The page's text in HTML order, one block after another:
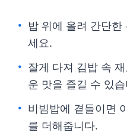
밥 위에 올려 간단한
세요.
잘게 다져 김밥 속
운 맛을 즐길 수 있
비빔밥에 곁들이면
를 더해줍니다.